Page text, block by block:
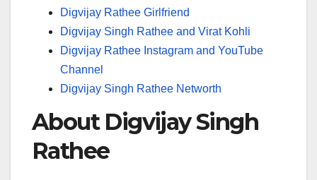
Digvijay Rathee Girlfriend
Digvijay Singh Rathee and Virat Kohli
Digvijay Rathee Instagram and YouTube
Channel
Digvijay Singh Rathee Networth
About Digvijay Singh
Rathee